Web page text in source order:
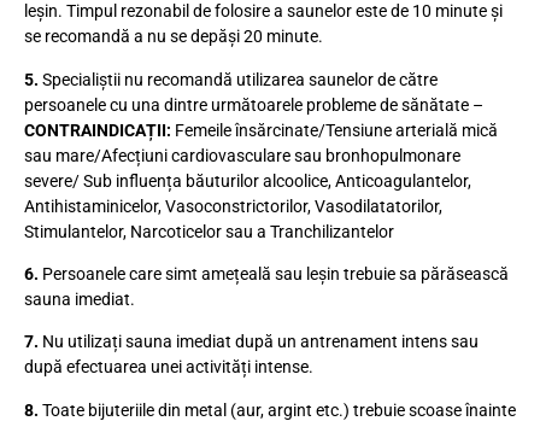
leșin. Timpul rezonabil de folosire a saunelor este de 10 minute și
se recomandă a nu se depăși 20 minute.
5. Specialiștii nu recomandă utilizarea saunelor de către
persoanele cu una dintre următoarele probleme de sănătate –
CONTRAINDICAȚII: Femeile însărcinate/Tensiune arterială mică
sau mare/Afecțiuni cardiovasculare sau bronhopulmonare
severe/ Sub influența băuturilor alcoolice, Anticoagulantelor,
Antihistaminicelor, Vasoconstrictorilor, Vasodilatatorilor,
Stimulantelor, Narcoticelor sau a Tranchilizantelor
6. Persoanele care simt amețeală sau leșin trebuie sa părăsească
sauna imediat.
7. Nu utilizați sauna imediat după un antrenament intens sau
după efectuarea unei activități intense.
8. Toate bijuteriile din metal (aur, argint etc.) trebuie scoase înainte